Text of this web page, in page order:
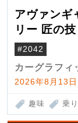
アヴァンギ
リー 匠の
界観
#2042
カーグラフィ
2026年8月13
趣味 乗